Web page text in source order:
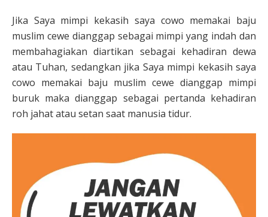
Jika Saya mimpi kekasih saya cowo memakai baju
muslim cewe dianggap sebagai mimpi yang indah dan
membahagiakan diartikan sebagai kehadiran dewa
atau Tuhan, sedangkan jika Saya mimpi kekasih saya
cowo memakai baju muslim cewe dianggap mimpi
buruk maka dianggap sebagai pertanda kehadiran
roh jahat atau setan saat manusia tidur.